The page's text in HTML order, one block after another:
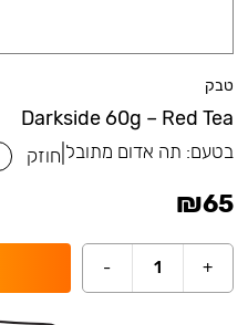
טבק
Darkside 60g – Red Tea
בטעם: תה אדום מתובל חוזק
₪65
+
1
-